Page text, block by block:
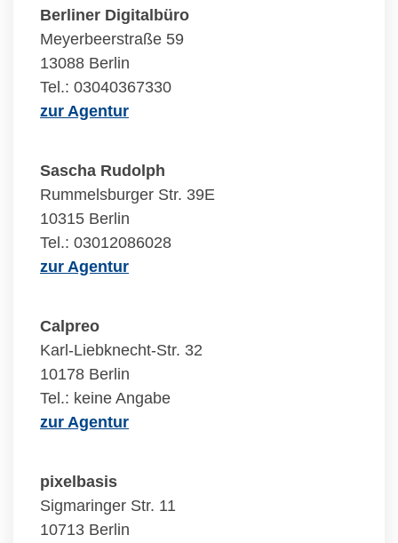
Berliner Digitalbüro
Meyerbeerstraße 59
13088 Berlin
Tel.: 03040367330
zur Agentur
Sascha Rudolph
Rummelsburger Str. 39E
10315 Berlin
Tel.: 03012086028
zur Agentur
Calpreo
Karl-Liebknecht-Str. 32
10178 Berlin
Tel.: keine Angabe
zur Agentur
pixelbasis
Sigmaringer Str. 11
10713 Berlin